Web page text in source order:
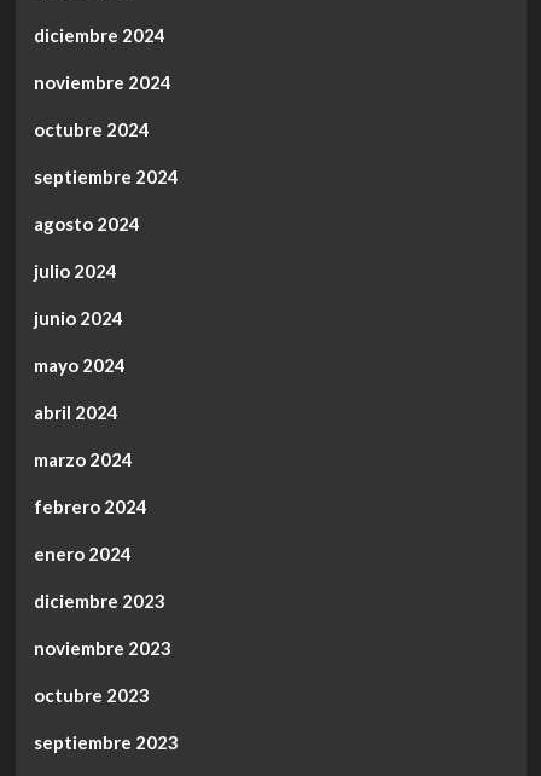
diciembre 2024
noviembre 2024
octubre 2024
septiembre 2024
agosto 2024
julio 2024
junio 2024
mayo 2024
abril 2024
marzo 2024
febrero 2024
enero 2024
diciembre 2023
noviembre 2023
octubre 2023
septiembre 2023